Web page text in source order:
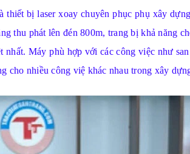
bị laser xoay chuyên phục phụ xây
thu phát lên đén 800m, trang bị khả năng
Máy phù hợp với các công việc như
cho nhiều công việ khác nhau trong xây